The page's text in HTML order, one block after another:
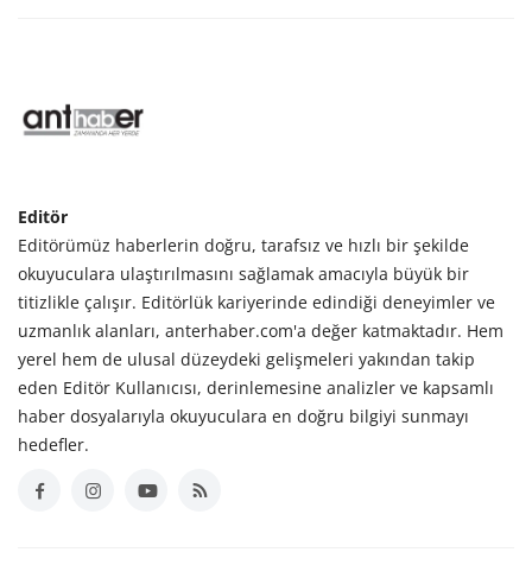
Editör
Editörümüz haberlerin doğru, tarafsız ve hızlı bir şekilde
okuyuculara ulaştırılmasını sağlamak amacıyla büyük bir
titizlikle çalışır. Editörlük kariyerinde edindiği deneyimler ve
uzmanlık alanları, anterhaber.com'a değer katmaktadır. Hem
yerel hem de ulusal düzeydeki gelişmeleri yakından takip
eden Editör Kullanıcısı, derinlemesine analizler ve kapsamlı
haber dosyalarıyla okuyuculara en doğru bilgiyi sunmayı
hedefler.